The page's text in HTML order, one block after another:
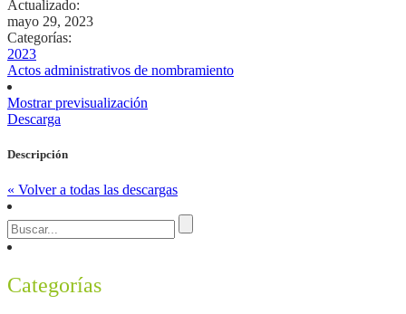
Actualizado:
mayo 29, 2023
Categorías:
2023
Actos administrativos de nombramiento
Mostrar previsualización
Descarga
Descripción
« Volver a todas las descargas
Categorías